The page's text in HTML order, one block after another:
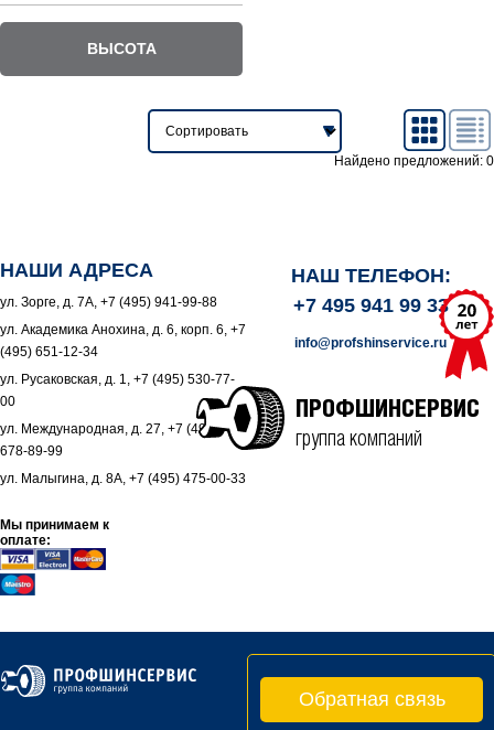
ВЫСОТА
Найдено предложений: 0
НАШИ АДРЕСА
ул. Зорге, д. 7А, +7 (495) 941-99-88
ул. Академика Анохина, д. 6, корп. 6, +7
(495) 651-12-34
ул. Русаковская, д. 1, +7 (495) 530-77-
00
ул. Международная, д. 27, +7 (495)
678-89-99
ул. Малыгина, д. 8А, +7 (495) 475-00-33
Мы принимаем к
оплате:
НАШ ТЕЛЕФОН:
+7 495 941 99 33
info@profshinservice.ru
ПРОФШИНСЕРВИС
группа компаний
Обратная связь